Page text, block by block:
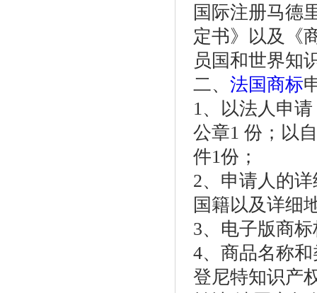
国际注册马德
定书》以及《
员国和世界知
二、 法国商标
1、以法人申
公章1 份；以
件1份；
2、申请人的
国籍以及详细
3、电子版商
4、商品名称
登尼特知识产